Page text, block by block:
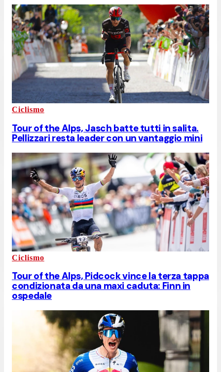
Ciclismo
Tour of the Alps, Jasch batte tutti in salita.
Pellizzari resta leader con un vantaggio mini
Ciclismo
Tour of the Alps, Pidcock vince la terza tappa
condizionata da una maxi caduta: Finn in
ospedale